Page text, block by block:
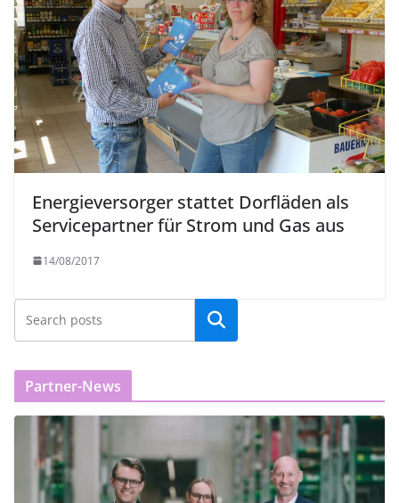
Energieversorger stattet Dorfläden als
Servicepartner für Strom und Gas aus
14/08/2017
Partner-News